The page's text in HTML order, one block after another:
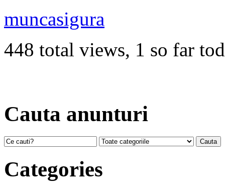
muncasigura
448 total views, 1 so far
Cauta anunturi
Categories